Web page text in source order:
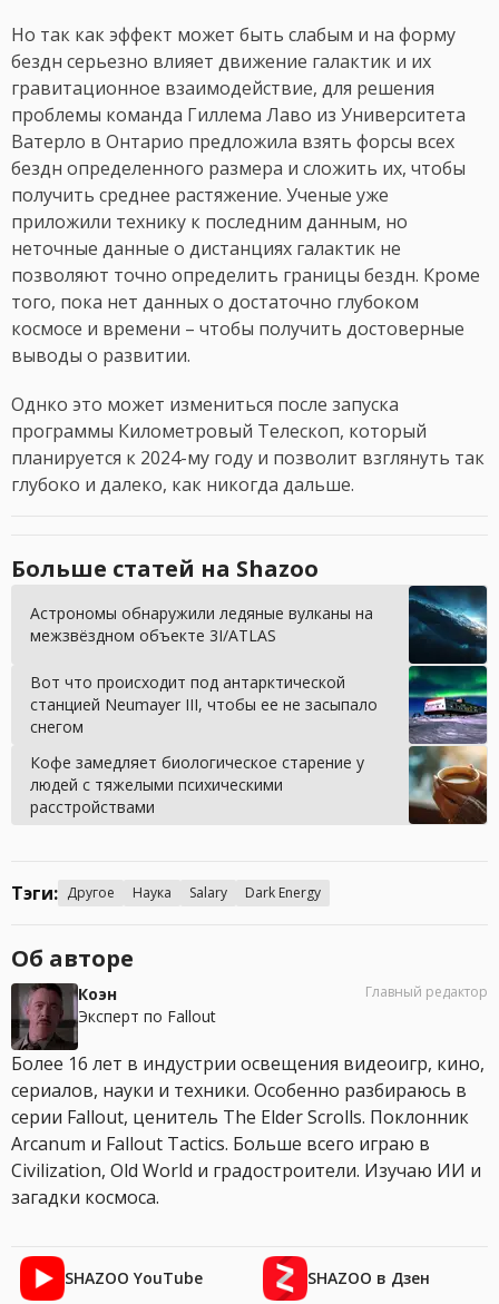
Но так как эффект может быть слабым и на форму
бездн серьезно влияет движение галактик и их
гравитационное взаимодействие, для решения
проблемы команда Гиллема Лаво из Университета
Ватерло в Онтарио предложила взять форсы всех
бездн определенного размера и сложить их, чтобы
получить среднее растяжение. Ученые уже
приложили технику к последним данным, но
неточные данные о дистанциях галактик не
позволяют точно определить границы бездн. Кроме
того, пока нет данных о достаточно глубоком
космосе и времени – чтобы получить достоверные
выводы о развитии.
Однко это может измениться после запуска
программы Километровый Телескоп, который
планируется к 2024-му году и позволит взглянуть так
глубоко и далеко, как никогда дальше.
Больше статей на Shazoo
Астрономы обнаружили ледяные вулканы на
межзвёздном объекте 3I/ATLAS
Вот что происходит под антарктической
станцией Neumayer III, чтобы ее не засыпало
снегом
Кофе замедляет биологическое старение у
людей с тяжелыми психическими
расстройствами
Тэги: Другое Наука Salary Dark Energy
Об авторе
Коэн
Эксперт по Fallout
Главный редактор
Более 16 лет в индустрии освещения видеоигр, кино,
сериалов, науки и техники. Особенно разбираюсь в
серии Fallout, ценитель The Elder Scrolls. Поклонник
Arcanum и Fallout Tactics. Больше всего играю в
Civilization, Old World и градостроители. Изучаю ИИ и
загадки космоса.
SHAZOO YouTube SHAZOO в Дзен